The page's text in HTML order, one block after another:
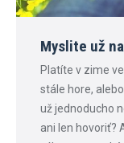
Myslite už
Platíte v zime
stále hore,
už jednoducho
ani len hovoriť?